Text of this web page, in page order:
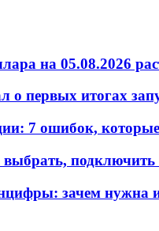
на 05.08.2026
о первых итогах
7 ошибок,
подключить
зачем нужна